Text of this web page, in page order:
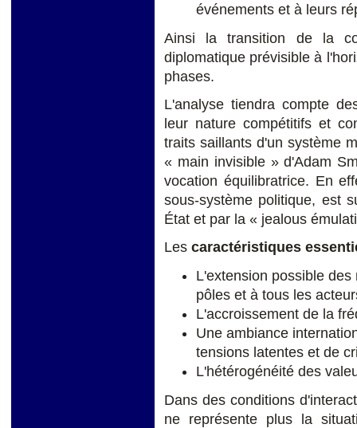
événements et à leurs
Ainsi la transition de la
diplomatique prévisible à
phases.
L'analyse tiendra compte
leur nature compétitifs et
traits saillants d'un système
« main invisible » d'Adam
vocation équilibratrice. En
sous-système politique, est
État et par la « jealous
Les caractéristiques
L'extension possible
pôles et à tous les
L'accroissement de la
Une ambiance
tensions latentes et de
L'hétérogénéité des
Dans des conditions
ne représente plus la